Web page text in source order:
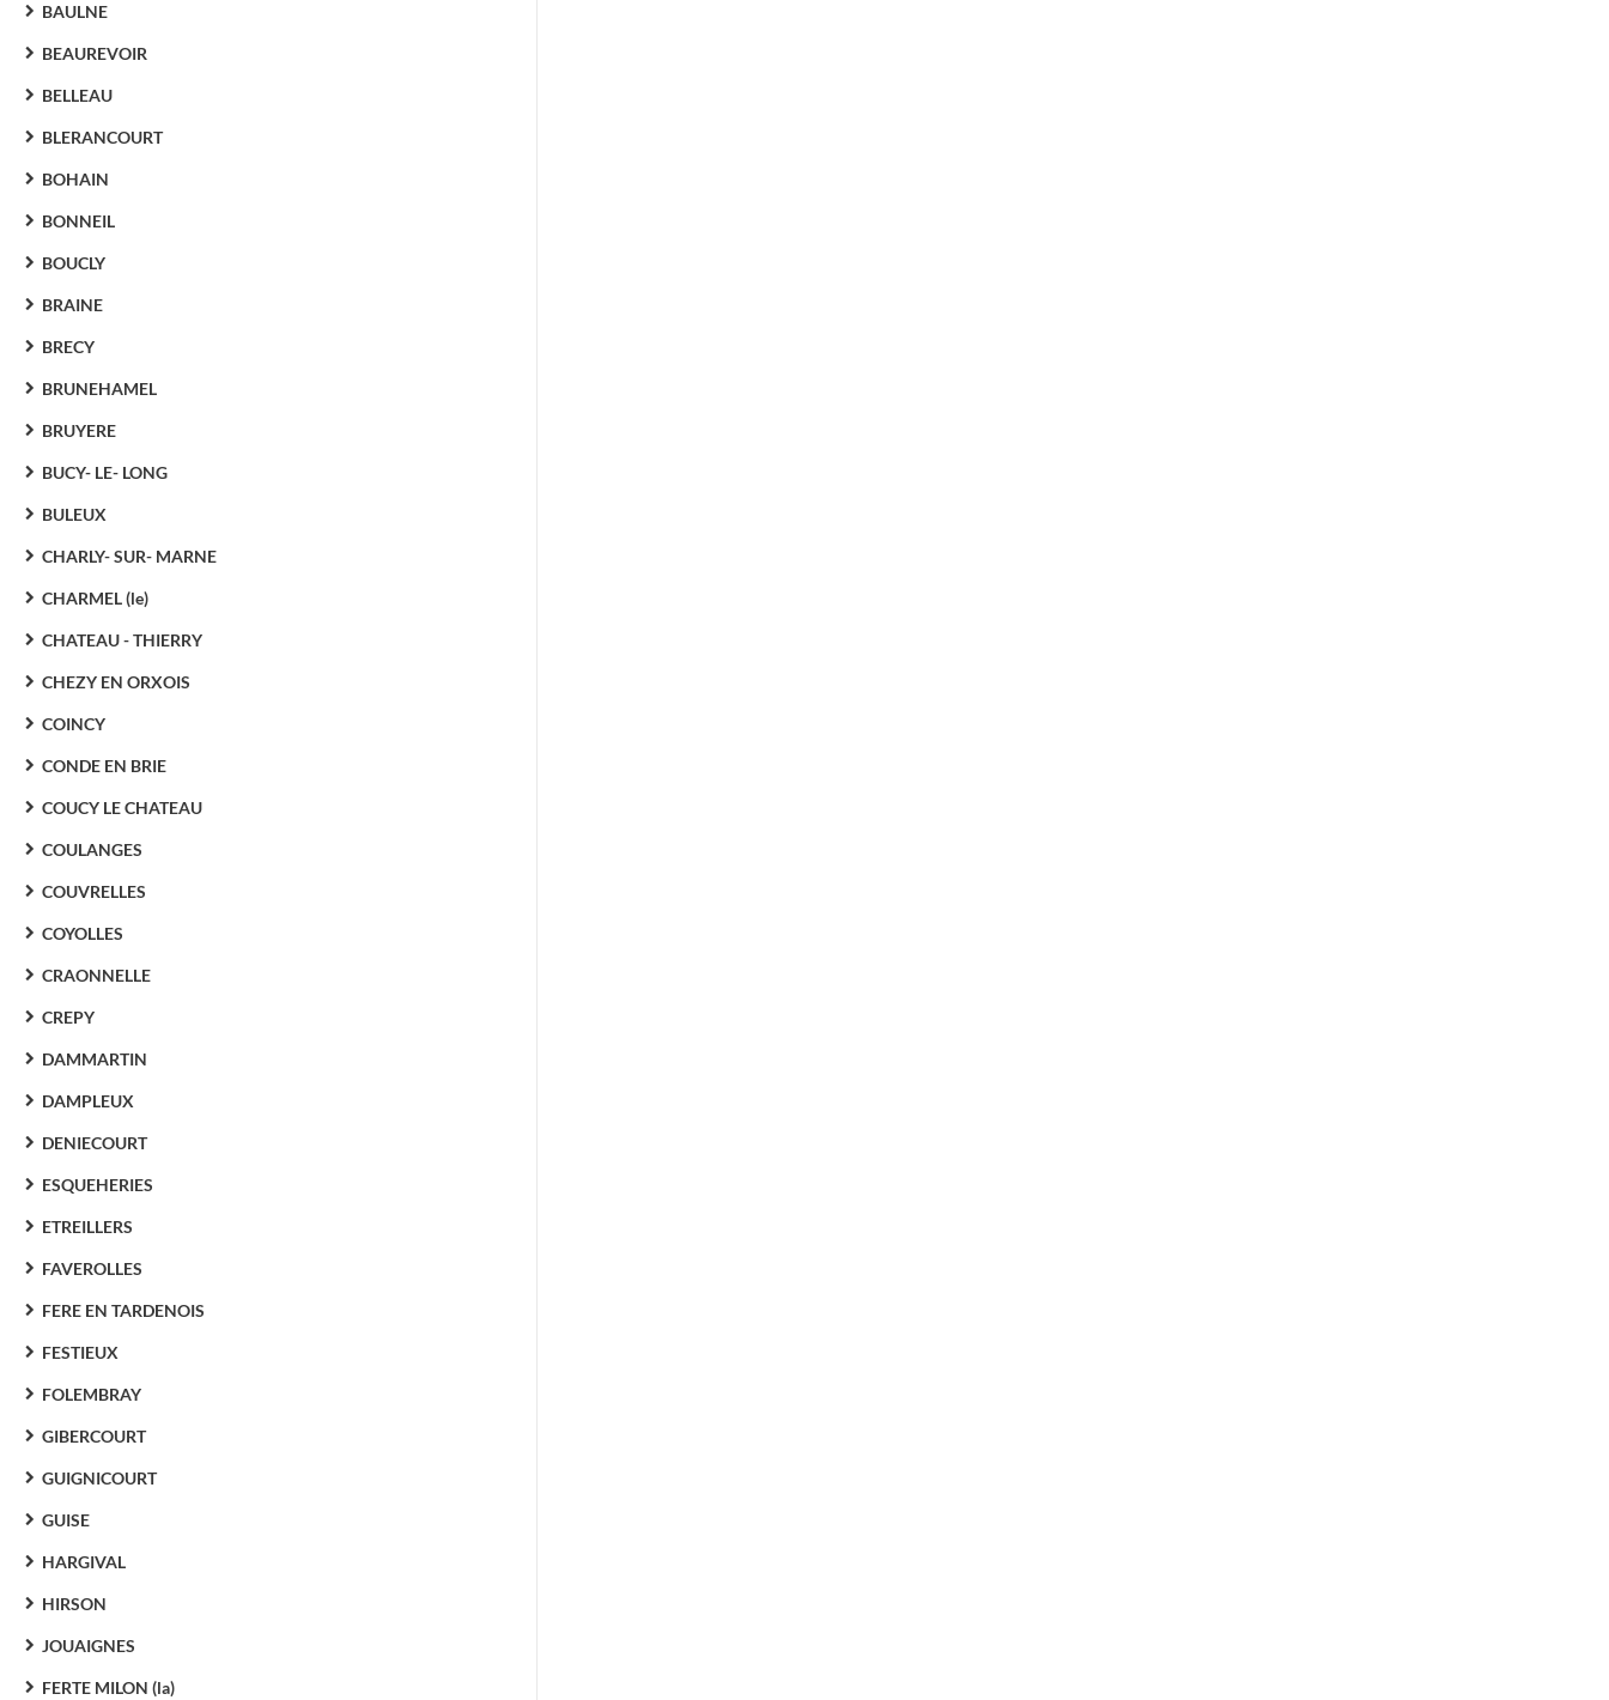
BAULNE
BEAUREVOIR
BELLEAU
BLERANCOURT
BOHAIN
BONNEIL
BOUCLY
BRAINE
BRECY
BRUNEHAMEL
BRUYERE
BUCY- LE- LONG
BULEUX
CHARLY- SUR- MARNE
CHARMEL (le)
CHATEAU - THIERRY
CHEZY EN ORXOIS
COINCY
CONDE EN BRIE
COUCY LE CHATEAU
COULANGES
COUVRELLES
COYOLLES
CRAONNELLE
CREPY
DAMMARTIN
DAMPLEUX
DENIECOURT
ESQUEHERIES
ETREILLERS
FAVEROLLES
FERE EN TARDENOIS
FESTIEUX
FOLEMBRAY
GIBERCOURT
GUIGNICOURT
GUISE
HARGIVAL
HIRSON
JOUAIGNES
FERTE MILON (la)